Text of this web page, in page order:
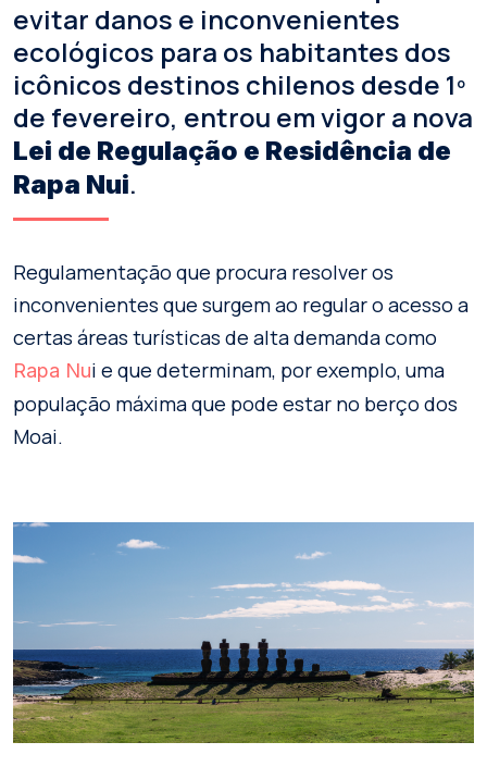
evitar danos e inconvenientes
ecológicos para os habitantes dos
icônicos destinos chilenos desde 1º
de fevereiro, entrou em vigor a nova
Lei de Regulação e Residência de
Rapa Nui.
Regulamentação que procura resolver os
inconvenientes que surgem ao regular o acesso a
certas áreas turísticas de alta demanda como
Rapa Nui e que determinam, por exemplo, uma
população máxima que pode estar no berço dos
Moai.